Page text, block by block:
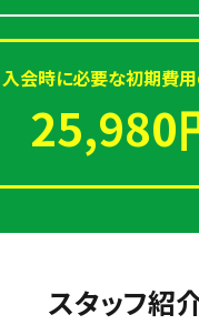
入会時に必要な初期費
25,980
スタッフ紹